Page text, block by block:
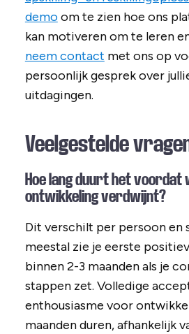
demoom te zien hoe ons
kan motiveren om te leren
neem contact met ons op
persoonlijk gesprek over
uitdagingen.
Veelgestelde
Hoe lang duurt het
ontwikkeling verdwijnt?
Dit verschilt per persoon en
meestal zie je eerste
binnen 2-3 maanden als je
stappen zet. Volledige
enthousiasme voor
maanden duren, afhankelijk